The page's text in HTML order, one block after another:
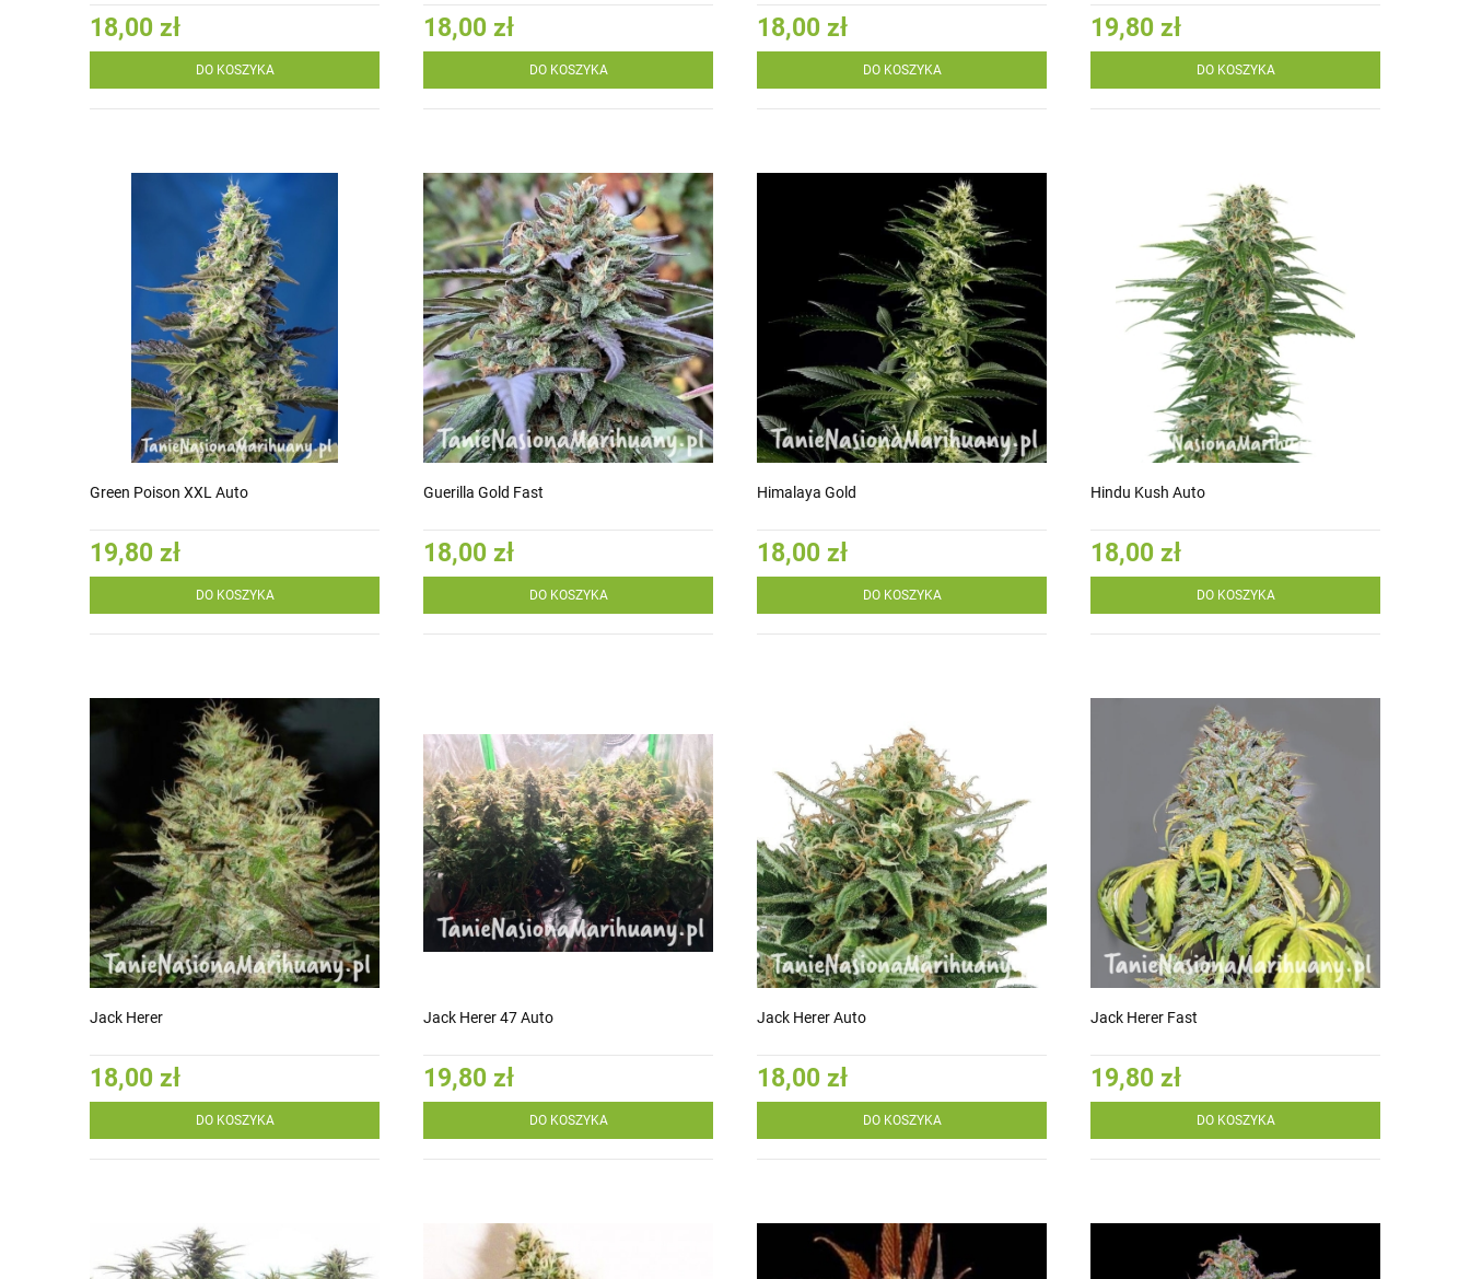
18,00 zł
DO KOSZYKA
18,00 zł
DO KOSZYKA
18,00 zł
DO KOSZYKA
19,80 zł
DO KOSZYKA
Green Poison XXL Auto
19,80 zł
DO KOSZYKA
Guerilla Gold Fast
18,00 zł
DO KOSZYKA
Himalaya Gold
18,00 zł
DO KOSZYKA
Hindu Kush Auto
18,00 zł
DO KOSZYKA
Jack Herer
18,00 zł
DO KOSZYKA
Jack Herer 47 Auto
19,80 zł
DO KOSZYKA
Jack Herer Auto
18,00 zł
DO KOSZYKA
Jack Herer Fast
19,80 zł
DO KOSZYKA